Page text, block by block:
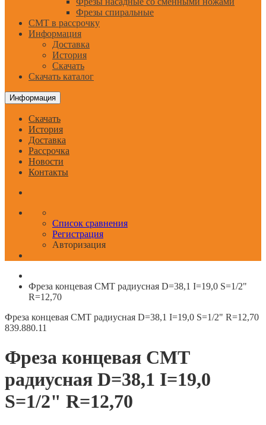
Фрезы спиральные
CMT в рассрочку
Информация
Доставка
История
Скачать
Скачать каталог
Информация
Скачать
История
Доставка
Рассрочка
Новости
Контакты
Список сравнения
Регистрация
Авторизация
Фреза концевая CMT радиусная D=38,1 I=19,0 S=1/2"
R=12,70
Фреза концевая CMT радиусная D=38,1 I=19,0 S=1/2" R=12,70
839.880.11
Фреза концевая CMT
радиусная D=38,1 I=19,0
S=1/2" R=12,70